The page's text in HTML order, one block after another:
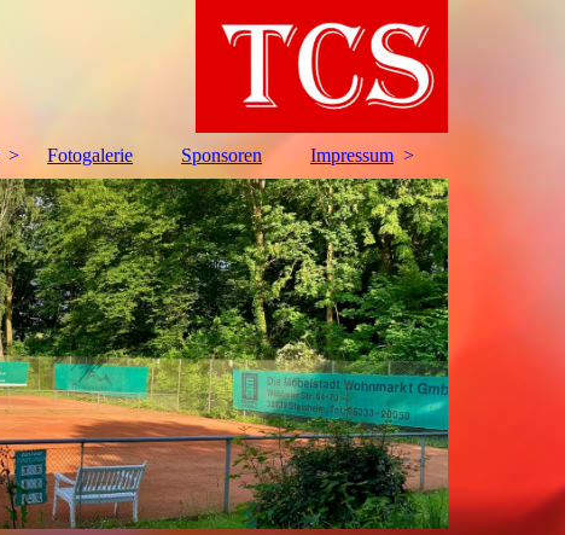
Fotogalerie Sponsoren Impressum